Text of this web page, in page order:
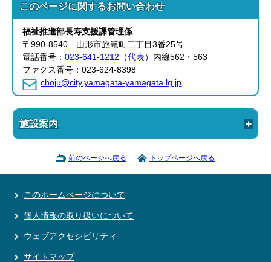
このページに関するお問い合わせ
福祉推進部長寿支援課管理係
〒990-8540 山形市旅篭町二丁目3番25号
電話番号：023-641-1212（代表） 内線562・563
ファクス番号：023-624-8398
choju@city.yamagata-yamagata.lg.jp
施設案内
前のページへ戻る トップページへ戻る
このホームページについて
個人情報の取り扱いについて
ウェブアクセシビリティ
サイトマップ